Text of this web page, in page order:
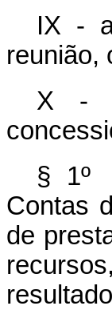
IX -
reunião,
X -
§ 1º
Contas
de